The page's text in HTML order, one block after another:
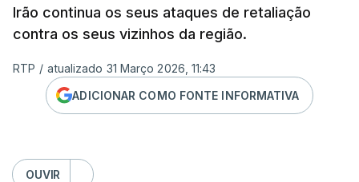
Irão continua os seus ataques de retaliação
contra os seus vizinhos da região.
RTP / atualizado 31 Março 2026, 11:43
ADICIONAR COMO FONTE INFORMATIVA
OUVIR